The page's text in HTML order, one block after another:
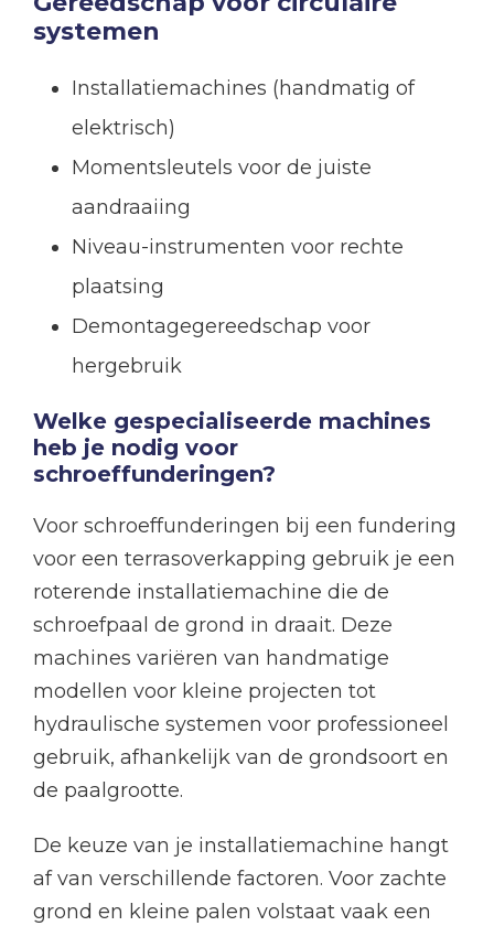
systemen
Installatiemachines (handmatig of
elektrisch)
Momentsleutels voor de juiste
aandraaiing
Niveau-instrumenten voor rechte
plaatsing
Demontagegereedschap voor
hergebruik
Welke gespecialiseerde machines
heb je nodig voor
schroeffunderingen?
Voor schroeffunderingen bij een fundering
voor een terrasoverkapping gebruik je een
roterende installatiemachine die de
schroefpaal de grond in draait. Deze
machines variëren van handmatige
modellen voor kleine projecten tot
hydraulische systemen voor professioneel
gebruik, afhankelijk van de grondsoort en
de paalgrootte.
De keuze van je installatiemachine hangt
af van verschillende factoren. Voor zachte
grond en kleine palen volstaat vaak een